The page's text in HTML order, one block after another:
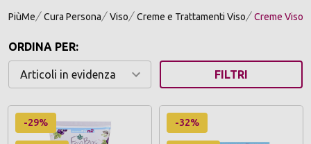
PiùMe Cura Persona Viso Creme e Trattamenti Viso Creme Viso
ORDINA PER:
FILTRI
-29% -32%